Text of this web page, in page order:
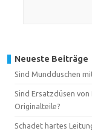
Neueste Beiträge
Sind Mundduschen
Sind Ersatzdüsen
Originalteile?
Schadet hartes